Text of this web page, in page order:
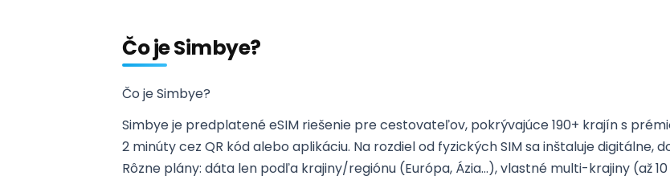
Čo je Simbye?
Čo je Simbye?
Simbye je predplatené eSIM riešenie pre cestovateľov, pokrývajúce 190+ krajín s
2 minúty cez QR kód alebo aplikáciu. Na rozdiel od fyzických SIM sa inštaluje digitálne,
Rôzne plány: dáta len podľa krajiny/regiónu (Európa, Ázia...), vlastné multi-krajiny (až